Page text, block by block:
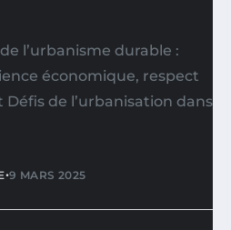
l’urbanisme durable :
économique, respect
de l’urbanisation dans
•9 MARS 2025